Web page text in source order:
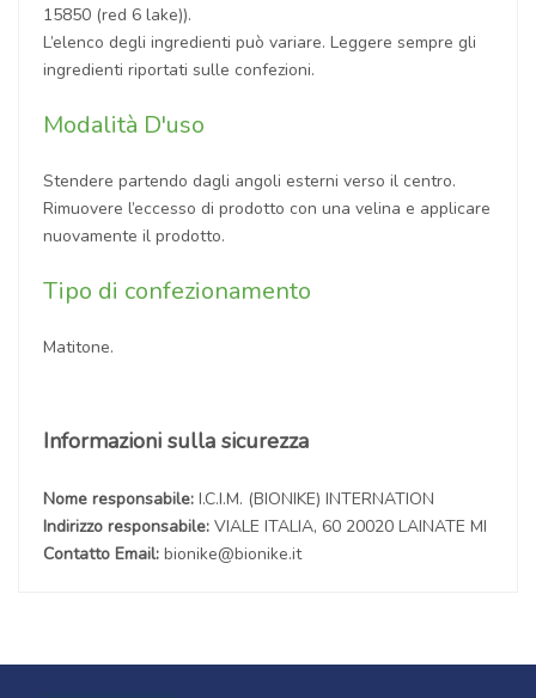
15850 (red 6 lake)).
L’elenco degli ingredienti può variare. Leggere sempre gli
ingredienti riportati sulle confezioni.
Modalità D'uso
Stendere partendo dagli angoli esterni verso il centro.
Rimuovere l’eccesso di prodotto con una velina e applicare
nuovamente il prodotto.
Tipo di confezionamento
Matitone.
Informazioni sulla sicurezza
Nome responsabile: I.C.I.M. (BIONIKE) INTERNATION
Indirizzo responsabile: VIALE ITALIA, 60 20020 LAINATE MI
Contatto Email: bionike@bionike.it